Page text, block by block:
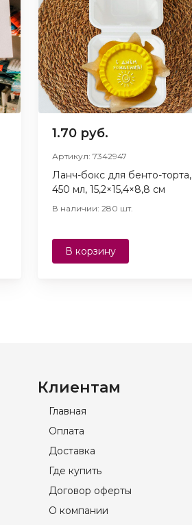
1.70 руб.
Артикул: 7342947
Ланч-бокс для бенто-торта,
450 мл, 15,2×15,4×8,8 см
В наличии: 280 шт.
В корзину
Клиентам
Главная
Оплата
Доставка
Где купить
Договор оферты
О компании